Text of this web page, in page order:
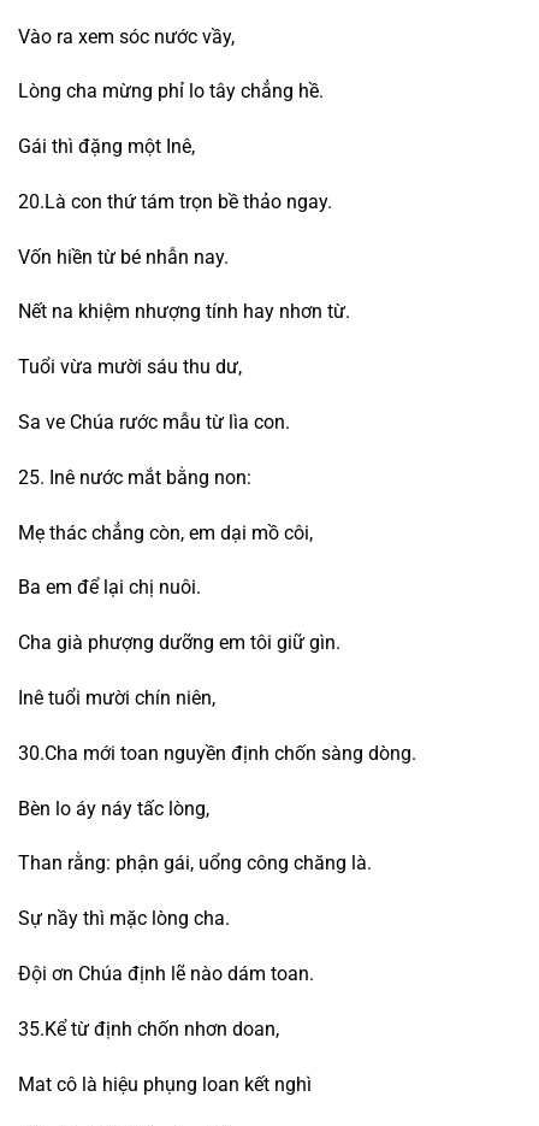
Vào ra xem sóc nước vầy,
Lòng cha mừng phỉ lo tây chẳng hề.
Gái thì đặng một Inê,
20.Là con thứ tám trọn bề thảo ngay.
Vốn hiền từ bé nhẫn nay.
Nết na khiệm nhượng tính hay nhơn từ.
Tuổi vừa mười sáu thu dư,
Sa ve Chúa rước mẫu từ lìa con.
25. Inê nước mắt bằng non:
Mẹ thác chẳng còn, em dại mồ côi,
Ba em để lại chị nuôi.
Cha già phượng dưỡng em tôi giữ gìn.
Inê tuổi mười chín niên,
30.Cha mới toan nguyền định chốn sàng dòng.
Bèn lo áy náy tấc lòng,
Than rằng: phận gái, uổng công chăng là.
Sự nầy thì mặc lòng cha.
Đội ơn Chúa định lẽ nào dám toan.
35.Kể từ định chốn nhơn doan,
Mat cô là hiệu phụng loan kết nghì